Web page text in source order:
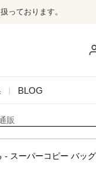
っております。
| BLOG
販
- スーパーコピー バッ